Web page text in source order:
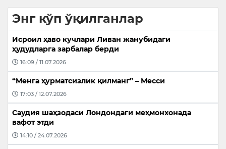
Энг кўп ўқилганлар
Исроил ҳаво кучлари Ливан жанубидаги
ҳудудларга зарбалар берди
16:09 / 11.07.2026
“Менга ҳурматсизлик қилманг” – Месси
17:03 / 12.07.2026
Саудия шаҳзодаси Лондондаги меҳмонхонада
вафот этди
14:10 / 24.07.2026